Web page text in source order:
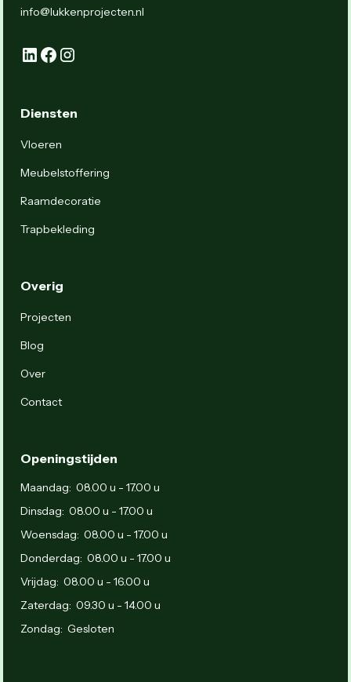
info@lukkenprojecten.nl
Diensten
Vloeren
Meubelstoffering
Raamdecoratie
Trapbekleding
Overig
Projecten
Blog
Over
Contact
Openingstijden
Maandag: 08.00 u - 17.00 u
Dinsdag: 08.00 u - 17.00 u
Woensdag: 08.00 u - 17.00 u
Donderdag: 08.00 u - 17.00 u
Vrijdag: 08.00 u - 16.00 u
Zaterdag: 09.30 u - 14.00 u
Zondag: Gesloten